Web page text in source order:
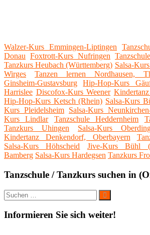
Walzer-Kurs Emmingen-Liptingen
Donau Foxtrott-Kurs Nufringen
Tanzkurs Heubach (Württemberg) Salsa-
Wirges
Tanzen lernen Nordhausen,
Ginsheim-Gustavsburg
Hip-Hop-Kurs
Harrislee Discofox-Kurs Weener
Hip-Hop-Kurs Ketsch (Rhein) Salsa-Kurs
Kurs Pleidelsheim Salsa-Kurs
Kurs Lindlar
Tanzschule Heddernheim
Tanzkurs Uhingen
Salsa-Kurs
Kindertanz Denkendorf, Oberbayern
Salsa-Kurs Höhscheid
Jive-Kurs Bühl
Bamberg Salsa-Kurs Hardegsen Tanzkurs
Tanzschule / Tanzkurs suchen in
Suche
nach:
Suchen
Informieren Sie sich weiter!